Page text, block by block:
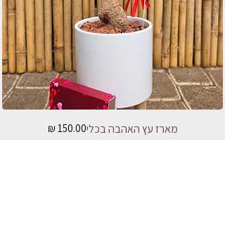
מארז עץ האהבה בכלימחיר